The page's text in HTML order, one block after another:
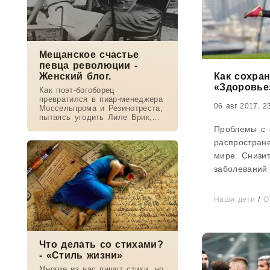
Мещанское счастье
певца революции -
Женский блог.
Как поэт-богоборец
превратился в пиар-менеджера
Моссельпрома и Резинотреста,
пытаясь угодить Лиле Брик,
стал советским буржуа, а не
вторым
Что делать со стихами?
- «Стиль жизни»
Как
06 авг 2017,
Проблемы с
мире.
Возьмите
Наши дети /